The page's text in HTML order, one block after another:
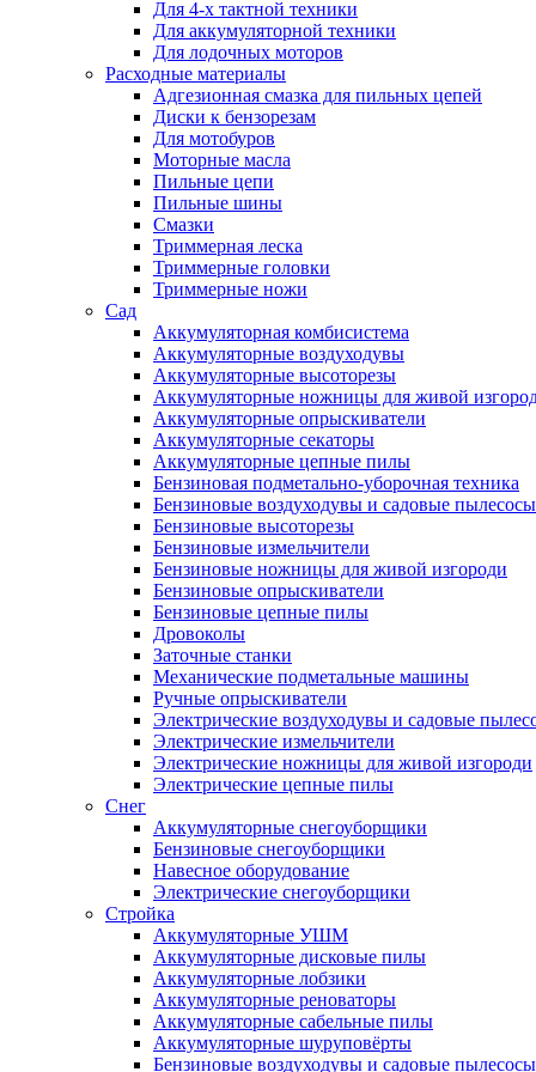
Для 4-х тактной техники
Для аккумуляторной техники
Для лодочных моторов
Расходные материалы
Адгезионная смазка для пильных цепей
Диски к бензорезам
Для мотобуров
Моторные масла
Пильные цепи
Пильные шины
Смазки
Триммерная леска
Триммерные головки
Триммерные ножи
Сад
Аккумуляторная комбисистема
Аккумуляторные воздуходувы
Аккумуляторные высоторезы
Аккумуляторные ножницы для живой
Аккумуляторные опрыскиватели
Аккумуляторные секаторы
Аккумуляторные цепные пилы
Бензиновая подметально-уборочная техника
Бензиновые воздуходувы и садовые пылесосы
Бензиновые высоторезы
Бензиновые измельчители
Бензиновые ножницы для живой изгороди
Бензиновые опрыскиватели
Бензиновые цепные пилы
Дровоколы
Заточные станки
Механические подметальные машины
Ручные опрыскиватели
Электрические воздуходувы и садовые
Электрические измельчители
Электрические ножницы для живой изгороди
Электрические цепные пилы
Снег
Аккумуляторные снегоуборщики
Бензиновые снегоуборщики
Навесное оборудование
Электрические снегоуборщики
Стройка
Аккумуляторные УШМ
Аккумуляторные дисковые пилы
Аккумуляторные лобзики
Аккумуляторные реноваторы
Аккумуляторные сабельные пилы
Аккумуляторные шуруповёрты
Бензиновые воздуходувы и садовые пылесосы